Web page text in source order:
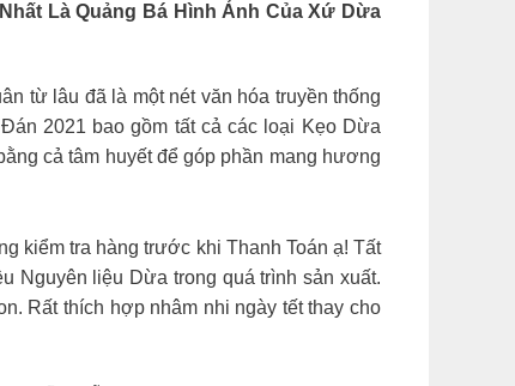
Là Quảng Bá Hình Ảnh Của Xứ Dừa
từ lâu đã là một nét văn hóa truyền thống
2021 bao gồm tất cả các loại Kẹo Dừa
cả tâm huyết để góp phần mang hương
kiểm tra hàng trước khi Thanh Toán ạ! Tất
Nguyên liệu Dừa trong quá trình sản xuất.
Rất thích hợp nhâm nhi ngày tết thay cho